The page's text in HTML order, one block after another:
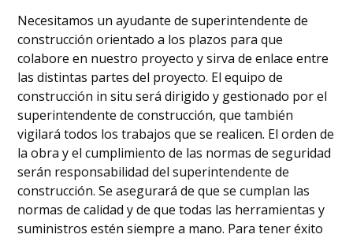
Necesitamos un ayudante de superintendente de
construcción orientado a los plazos para que
colabore en nuestro proyecto y sirva de enlace entre
las distintas partes del proyecto. El equipo de
construcción in situ será dirigido y gestionado por el
superintendente de construcción, que también
vigilará todos los trabajos que se realicen. El orden de
la obra y el cumplimiento de las normas de seguridad
serán responsabilidad del superintendente de
construcción. Se asegurará de que se cumplan las
normas de calidad y de que todas las herramientas y
suministros estén siempre a mano. Para tener éxito